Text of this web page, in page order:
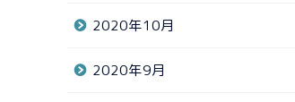
2020年10月
2020年9月